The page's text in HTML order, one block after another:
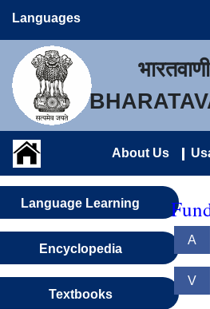
Languages
भारतवाणी
About Us
Language Learning
Encyclopedia
Textbooks
A
V